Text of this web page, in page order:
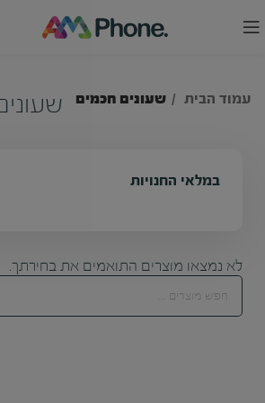
עמוד הבית שעונים חכמים
במלאי החנויות
לא נמצאו מוצרים התואמים את בחירתך.